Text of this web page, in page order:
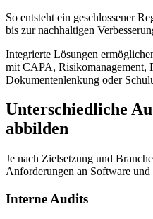
So entsteht ein geschlossener
bis zur nachhaltigen
Integrierte Lösungen
mit CAPA, Risikomanagement,
Dokumentenlenkung oder
Unterschiedliche
abbilden
Je nach Zielsetzung und
Anforderungen an Software und
Interne Audits